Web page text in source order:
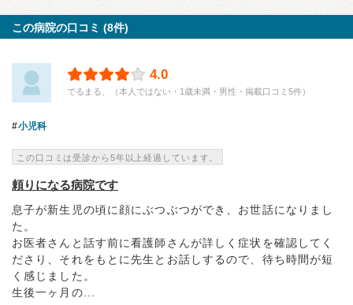
この病院の口コミ (8件)
4.0
でるまる、（本人ではない・1歳未満・男性・掲載口コミ5件）
小児科
この口コミは受診から5年以上経過しています。
頼りになる病院です
息子が新生児の頃に顔にぶつぶつができ、お世話になりまし
た。
お医者さんと話す前に看護師さんが詳しく症状を確認してく
ださり、それをもとに先生とお話しするので、待ち時間が短
く感じました。
生後一ヶ月の...